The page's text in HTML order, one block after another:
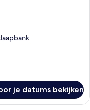
je datums bekijken